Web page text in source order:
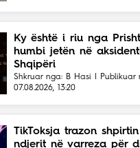
Ky është i riu nga
humbi jetën në
Shqipëri
Shkruar nga: B Hasi | Publikuar
07.08.2026, 13:20
TikToksja trazon
ndjerit në varreza për